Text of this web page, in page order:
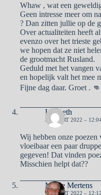
Whaw , wat een
Geen intresse meer om
? Dan zitten jullie op de
Over actualiteiten heeft
evenzo over het trieste
we hopen dat ze niet
de grootmacht Rusland.
Geduld met het vangen
en hopelijk valt het mee
Fijne dag daar. Groet .
Liesbeth
3 MAART 2022 –
Wij hebben onze
vloeibaar een paar
gegeven! Dat vinden
Misschien helpt dat??
Mieke Mertens
3 MAART 2022 – 12:12